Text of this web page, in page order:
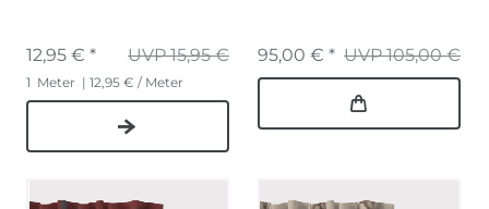
UVP 15,95 €
12,95 € *
1 Meter | 12,95 € / Meter
UVP 105,00 €
95,00 € *